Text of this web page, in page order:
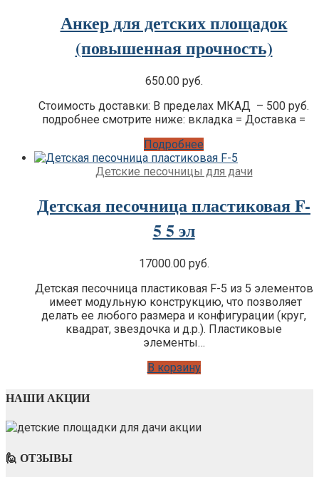
Анкер для детских площадок
(повышенная прочность)
650.00 руб.
Стоимость доставки: В пределах МКАД – 500 руб.
подробнее смотрите ниже: вкладка = Доставка =
Подробнее
Детские песочницы для дачи
Детская песочница пластиковая F-
5 5 эл
17000.00 руб.
Детская песочница пластиковая F-5 из 5 элементов
имеет модульную конструкцию, что позволяет
делать ее любого размера и конфигурации (круг,
квадрат, звездочка и д.р.). Пластиковые
элементы…
В корзину
НАШИ АКЦИИ
🙋 ОТЗЫВЫ